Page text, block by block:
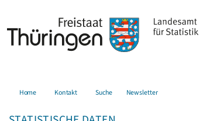
Home Kontakt Suche Newsletter